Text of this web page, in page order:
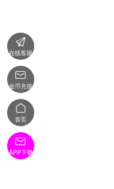

在线客服

金币充值

首页

APP下载